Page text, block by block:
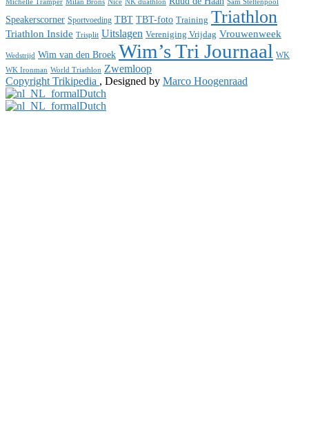
Nice NK duathlon Sam Steltenpool
Speakerscorner Sportvoeding TBT TBT-foto Training Triathlon
Triathlon Inside Trisplit Uitslagen Vereniging Vrijdag Vrouwenweek
Wedstrijd Wim van den Broek Wim’s Tri Journaal WK
WK Ironman World Triathlon Zwemloop
Copyright Trikipedia , Designed by Marco Hoogenraad
Dutch
Dutch